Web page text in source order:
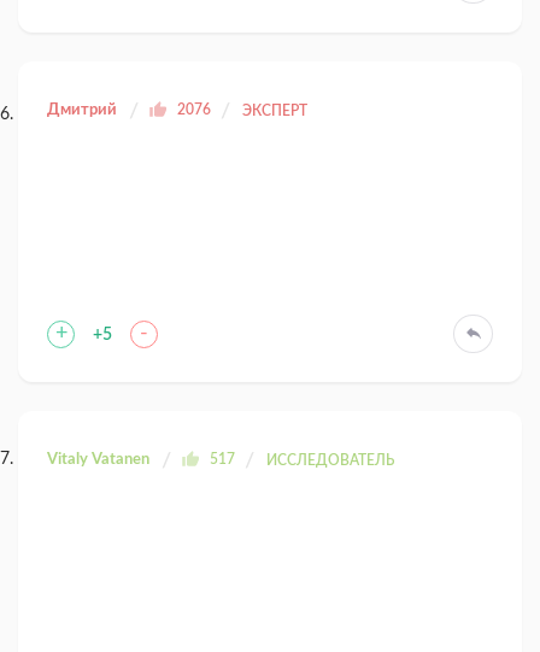
Дмитрий 2076 ЭКСПЕРТ
+ +5 -
Vitaly Vatanen 517 ИССЛЕДОВАТЕЛЬ